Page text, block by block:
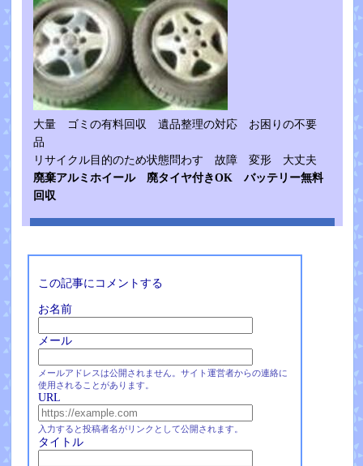
大量 ゴミの有料回収 遺品整理の対応 お困りの不要
品
リサイクル目的のため状態問わす 故障 変形 大丈夫
廃棄アルミホイール 廃タイヤ付きOK バッテリー無料
回収
この記事にコメントする
お名前
メール
メールアドレスは公開されません。サイト運営者からの連絡に
使用されることがあります。
URL
入力すると投稿者名がリンクとして公開されます。
タイトル